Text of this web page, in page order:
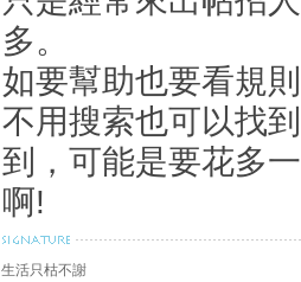
多。
如要幫助也要看規
不用搜索也可以找
到，可能是要花多
啊!
生活只枯不謝